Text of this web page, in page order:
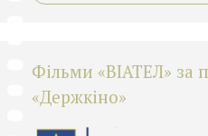
Фільми «ВІАТЕЛ» за
«Держкіно»